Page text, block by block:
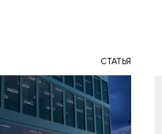
СТАТЬЯ